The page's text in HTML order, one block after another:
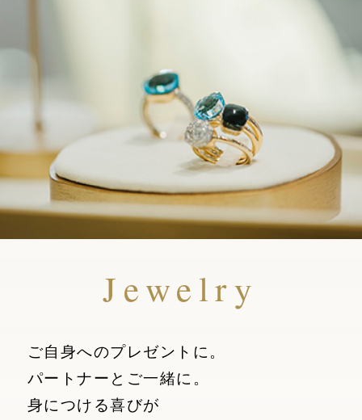
Jewelry
ご自身へのプレゼントに。
パートナーとご一緒に。
身につける喜びが